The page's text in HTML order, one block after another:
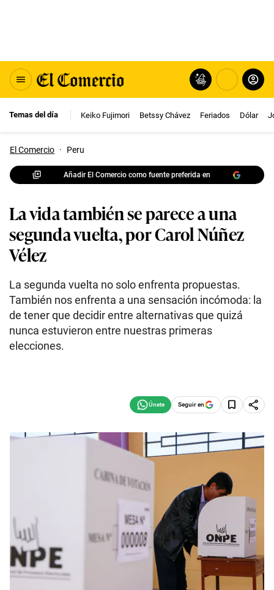
Temas del día Keiko Fujimori Betssy Chávez Feriados Dólar
El Comercio · Peru
Añadir El Comercio como fuente preferida en
La vida también se parece a una
segunda vuelta, por Carol Núñez
Vélez
La segunda vuelta no solo enfrenta propuestas.
También nos enfrenta a una sensación incómoda: la
de tener que decidir entre alternativas que quizá
nunca estuvieron entre nuestras primeras
elecciones.
Seguir en